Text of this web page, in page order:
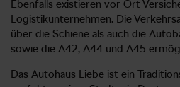
Ebenfalls existieren vor Ort
Logistikunternehmen. Die
über die Schiene als auch die
sowie die A42, A44 und A45
Das Autohaus Liebe ist ein